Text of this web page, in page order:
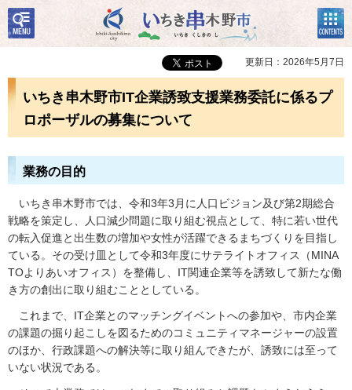
いちき串木野市
検
索・
共通
コン
テン
ツメ
ニュ
更新日：2026年5月7日
いちき串木野市IT企業誘致支援業務委託に係るプ
ロポーザルの募集について
業務の目的
いちき串木野市では、令和3年3月に人口ビジョン及び第2期総合
戦略を策定し、人口減少問題に取り組む視点として、特に若い世代
の転入促進と出生数の増加や女性が活躍できるまちづくりを目指し
ている。その受け皿として令和3年度にサテライトオフィス（MINA
TOよりあいオフィス）を整備し、IT関連企業等を誘致して新たな働
き方の創出に取り組むこととしている。
これまで、IT企業とのマッチングイベントへの参加や、市内企業
の課題の掘り起こしを図るためのコミュニティマネージャーの設置
のほか、行政課題への解決等に取り組んできたが、誘致には至って
いない状況である。